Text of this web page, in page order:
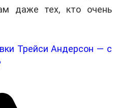
даже тех, кто очень
Трейси Андерсон — с